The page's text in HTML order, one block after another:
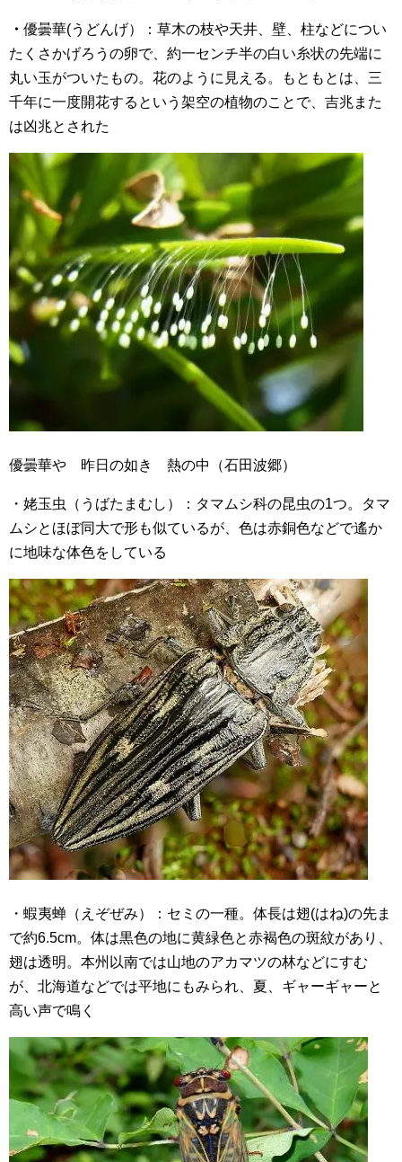
・ 優曇華(うどんげ）：草木の枝や天井、壁、柱などについ
たくさかげろうの卵で、約一センチ半の白い糸状の先端に
丸い玉がついたもの。花のように見える。もともとは、三
千年に一度開花するという架空の植物のことで、吉兆また
は凶兆とされた
優曇華や 昨日の如き 熱の中（石田波郷）
・姥玉虫（うばたまむし）：タマムシ科の昆虫の1つ。タマ
ムシとほぼ同大で形も似ているが、色は赤銅色などで遙か
に地味な体色をしている
・蝦夷蝉（えぞぜみ）：セミの一種。体長は翅(はね)の先ま
で約6.5cm。体は黒色の地に黄緑色と赤褐色の斑紋があり、
翅は透明。本州以南では山地のアカマツの林などにすむ
が、北海道などでは平地にもみられ、夏、ギャーギャーと
高い声で鳴く